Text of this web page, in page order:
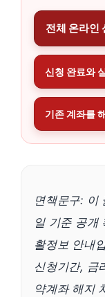
전체 온라인
신청 완료와
기존 계좌를
면책문구: 이
일 기준 공개
활정보 안내
신청기간, 금
약계좌 해지